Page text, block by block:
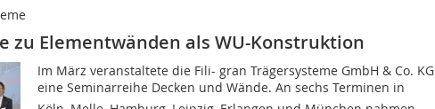
zu Elementwänden als WU-Konstruktion
Im März veranstaltete die Fili- gran Trägersysteme GmbH & Co. KG
eine Seminarreihe Decken und Wände. An sechs Terminen in